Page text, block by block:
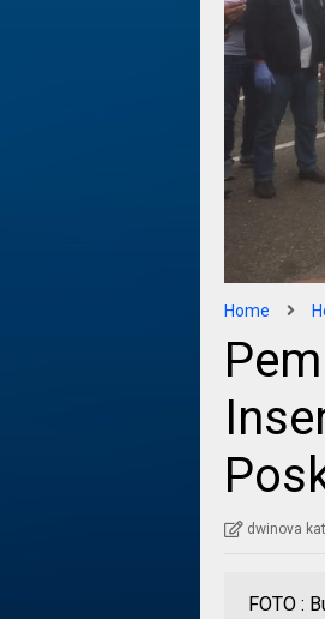
Home
dwinova
FOTO :